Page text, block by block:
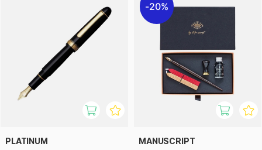
PLATINUM
20%
MANUSCRIPT